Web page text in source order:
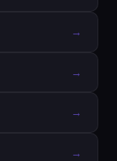
→
→
→
→